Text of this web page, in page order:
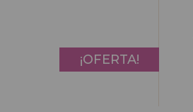
¡OFERTA!